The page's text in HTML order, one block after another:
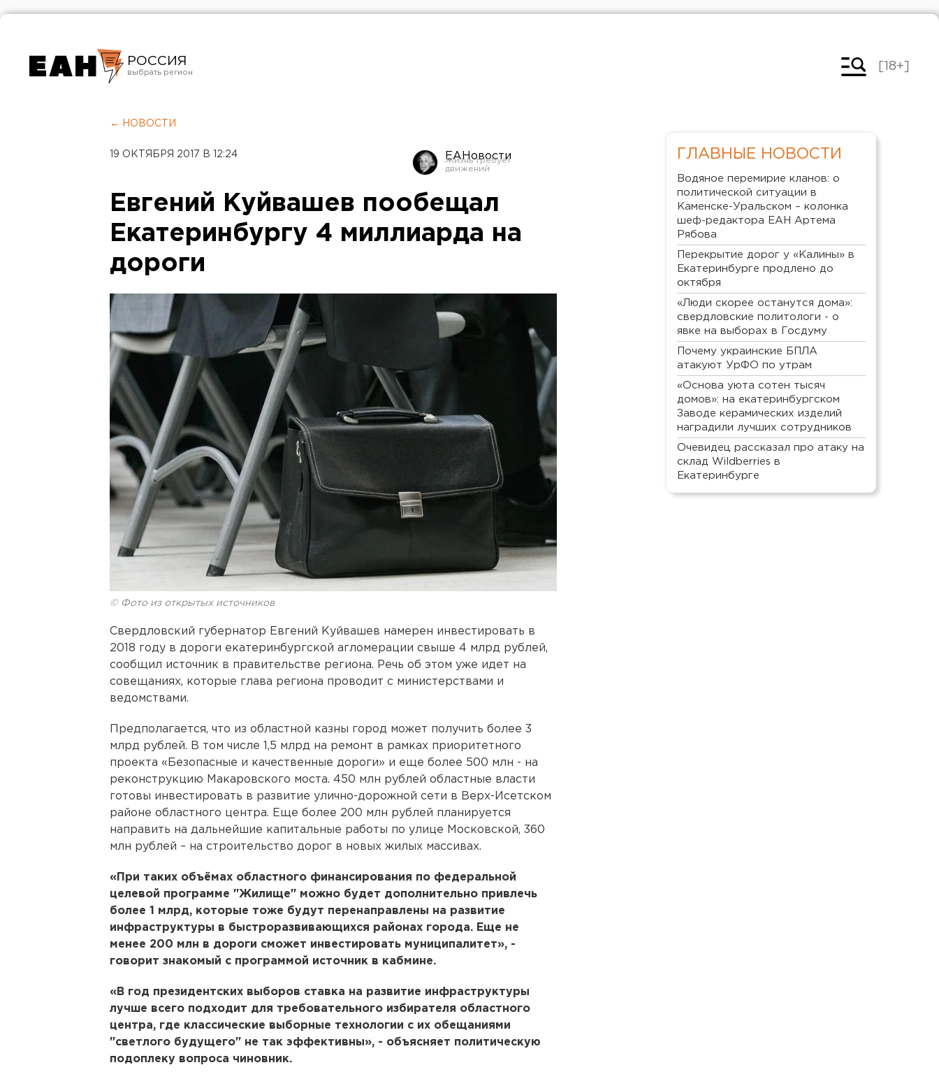
РОССИЯ
Челябинск
[18+]
← НОВОСТИ
19 ОКТЯБРЯ 2017 В 12:24 ЕАНовости
Евгений Куйвашев пообещал
Екатеринбургу 4 миллиарда на
дороги
© Фото из открытых источников
Свердловский губернатор Евгений Куйвашев намерен инвестировать в
2018 году в дороги екатеринбургской агломерации свыше 4 млрд рублей,
сообщил источник в правительстве региона. Речь об этом уже идет на
совещаниях, которые глава региона проводит с министерствами и
ведомствами.
Предполагается, что из областной казны город может получить более 3
млрд рублей. В том числе 1,5 млрд на ремонт в рамках приоритетного
проекта «Безопасные и качественные дороги» и еще более 500 млн - на
реконструкцию Макаровского моста. 450 млн рублей областные власти
готовы инвестировать в развитие улично-дорожной сети в Верх-Исетском
районе областного центра. Еще более 200 млн рублей планируется
направить на дальнейшие капитальные работы по улице Московской, 360
млн рублей – на строительство дорог в новых жилых массивах.
«При таких объёмах областного финансирования по федеральной
целевой программе "Жилище" можно будет дополнительно привлечь
более 1 млрд, которые тоже будут перенаправлены на развитие
инфраструктуры в быстроразвивающихся районах города. Еще не
менее 200 млн в дороги сможет инвестировать муниципалитет», -
говорит знакомый с программой источник в кабмине.
«В год президентских выборов ставка на развитие инфраструктуры
лучше всего подходит для требовательного избирателя областного
центра, где классические выборные технологии с их обещаниями
"светлого будущего" не так эффективны», - объясняет политическую
подоплеку вопроса чиновник.
ГЛАВНЫЕ НОВОСТИ
Водяное перемирие кланов: о
политической ситуации в
Каменске-Уральском – колонка
шеф-редактора ЕАН Артема
Рябова
Перекрытие дорог у «Калины» в
Екатеринбурге продлено до
октября
«Люди скорее останутся дома»:
свердловские политологи - о
явке на выборах в Госдуму
Почему украинские БПЛА
атакуют УрФО по утрам
«Основа уюта сотен тысяч
домов»: на екатеринбургском
Заводе керамических изделий
наградили лучших сотрудников
Очевидец рассказал про атаку на
склад Wildberries в
Екатеринбурге